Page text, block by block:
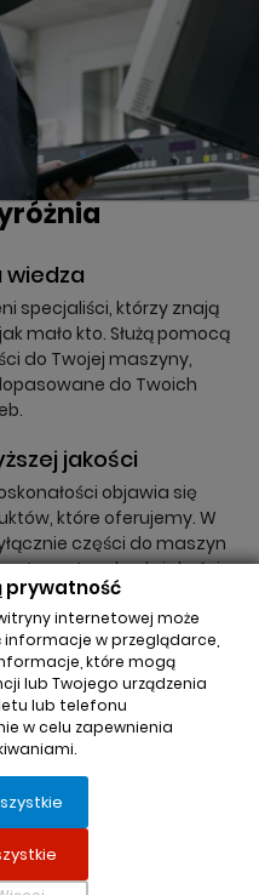
wiedza
specjaliści, którzy znają
mało kto. Służą pomocą
do Twojej maszyny,
do Twoich
jakości
objawia się
które oferujemy. W
części do maszyn
standardy jakości,
czy zamienniki.
prywatność
internetowej może
w przeglądarce,
które mogą
lub Twojego urządzenia
lub telefonu
w celu zapewnienia